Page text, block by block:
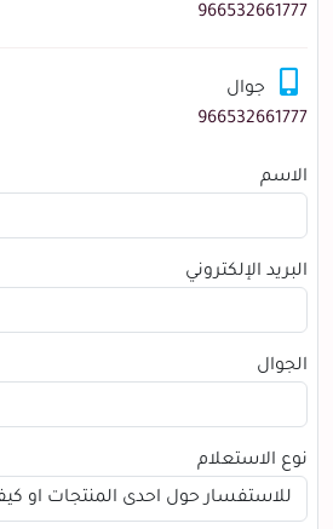
966532661777
جوال
966532661777
الاسم
البريد الإلكتروني
الجوال
نوع الاستعلام